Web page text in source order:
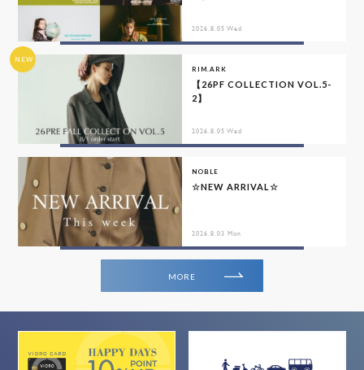
2026.8.05 Wed
NEW
RIM.ARK
【26PF COLLECTION VOL.5-
2】
2026.8.05 Wed
NOBLE
☆NEW ARRIVAL☆
2026.8.03 Mon
MORE